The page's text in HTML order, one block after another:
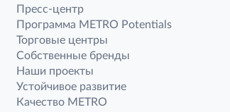
Пресс-центр
Программа METRO Potentials
Торговые центры
Собственные бренды
Наши проекты
Устойчивое развитие
Качество METRO